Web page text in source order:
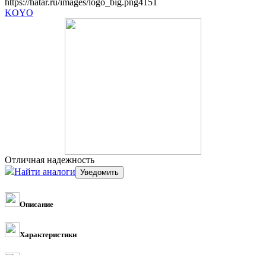
https://hatar.ru/images/logo_big.png4 5
KOYO
Отличная надежность
Найти аналоги
Описание
Характеристики